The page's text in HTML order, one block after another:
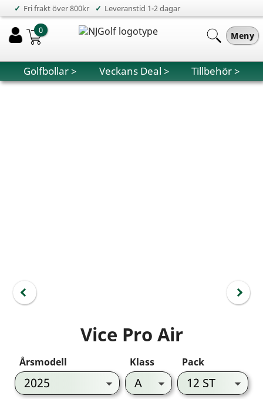
✓ Fri frakt över 800kr ✓ Leveranstid 1-2 dagar
Meny
0
Golfbollar > Veckans Deal > Tillbehör >
Vice Pro Air
Årsmodell Klass Pack